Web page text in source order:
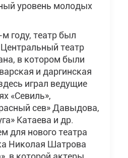
уровень молодых
году, театр был
театр
в котором были
и даргинская
играл ведущие
«Севиль»,
сев» Давыдова,
Катаева и др.
для нового театра
Николая Шатрова